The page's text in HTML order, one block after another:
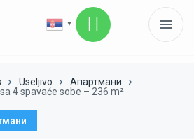
▼
Useljivo
Апартмани
4 spavaće sobe – 236 m²